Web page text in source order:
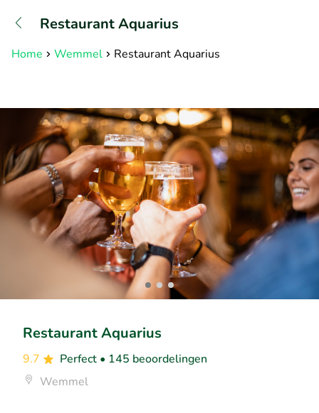
Restaurant Aquarius
Home Wemmel Restaurant Aquarius
Restaurant Aquarius
9.7 Perfect • 145 beoordelingen
Wemmel